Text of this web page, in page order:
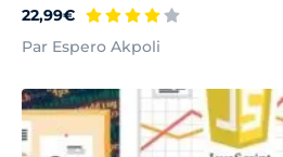
22,99€
Par Espero Akpoli